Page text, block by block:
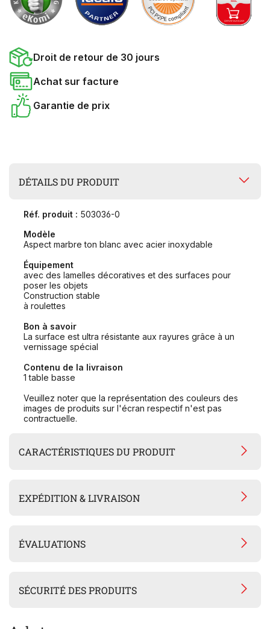
Droit de retour de 30 jours
Achat sur facture
Garantie de prix
DÉTAILS DU PRODUIT
Réf. produit : 503036-0
Modèle
Aspect marbre ton blanc avec acier inoxydable
Équipement
avec des lamelles décoratives et des surfaces pour
poser les objets
Construction stable
à roulettes
Bon à savoir
La surface est ultra résistante aux rayures grâce à un
vernissage spécial
Contenu de la livraison
1 table basse
Veuillez noter que la représentation des couleurs des
images de produits sur l'écran respectif n'est pas
contractuelle.
CARACTÉRISTIQUES DU PRODUIT
EXPÉDITION & LIVRAISON
ÉVALUATIONS
SÉCURITÉ DES PRODUITS